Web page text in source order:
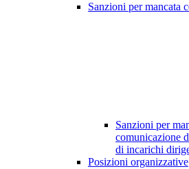
Sanzioni per mancata
Sanzioni per
comunicazione
di incarichi
Posizioni organizzative